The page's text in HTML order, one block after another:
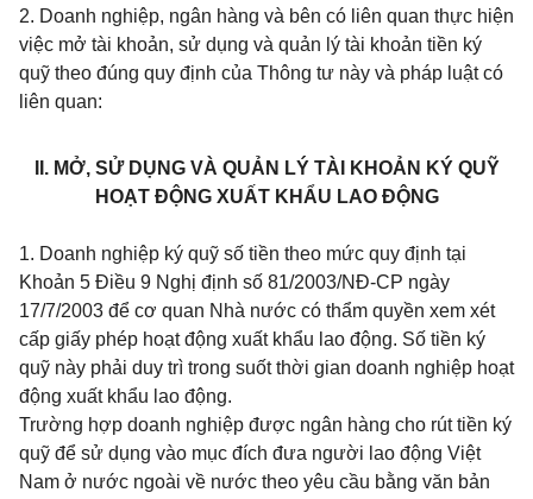
2. Doanh nghiệp, ngân hàng và bên có liên quan thực hiện
việc mở tài khoản, sử dụng và quản lý tài khoản tiền ký
quỹ theo đúng quy định của Thông tư này và pháp luật có
liên quan:
II. MỞ, SỬ DỤNG VÀ QUẢN LÝ TÀI KHOẢN KÝ QUỸ
HOẠT ĐỘNG XUẤT KHẨU LAO ĐỘNG
1. Doanh nghiệp ký quỹ số tiền theo mức quy định tại
Khoản 5 Điều 9 Nghị định số 81/2003/NĐ-CP ngày
17/7/2003 để cơ quan Nhà nước có thẩm quyền xem xét
cấp giấy phép hoạt động xuất khẩu lao động. Số tiền ký
quỹ này phải duy trì trong suốt thời gian doanh nghiệp hoạt
động xuất khẩu lao động.
Trường hợp doanh nghiệp được ngân hàng cho rút tiền ký
quỹ để sử dụng vào mục đích đưa người lao động Việt
Nam ở nước ngoài về nước theo yêu cầu bằng văn bản